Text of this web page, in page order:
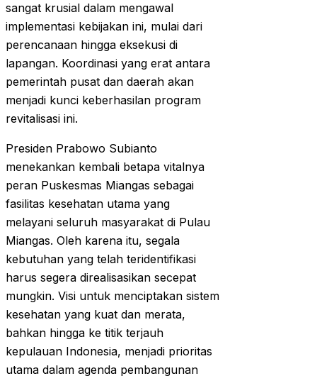
sangat krusial dalam mengawal
implementasi kebijakan ini, mulai dari
perencanaan hingga eksekusi di
lapangan. Koordinasi yang erat antara
pemerintah pusat dan daerah akan
menjadi kunci keberhasilan program
revitalisasi ini.
Presiden Prabowo Subianto
menekankan kembali betapa vitalnya
peran Puskesmas Miangas sebagai
fasilitas kesehatan utama yang
melayani seluruh masyarakat di Pulau
Miangas. Oleh karena itu, segala
kebutuhan yang telah teridentifikasi
harus segera direalisasikan secepat
mungkin. Visi untuk menciptakan sistem
kesehatan yang kuat dan merata,
bahkan hingga ke titik terjauh
kepulauan Indonesia, menjadi prioritas
utama dalam agenda pembangunan